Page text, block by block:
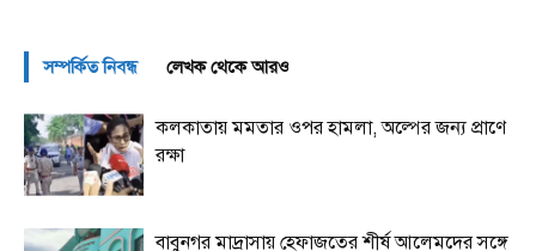
সম্পর্কিত নিবন্ধ লেখক থেকে আরও
কলকাতায় মমতার ওপর হামলা, অল্পের জন্য প্রাণে
রক্ষা
বাবুনগর মাদ্রাসায় হেফাজতের শীর্ষ আলেমদের সঙ্গে